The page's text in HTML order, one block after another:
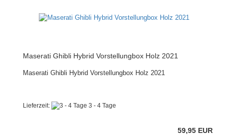
Maserati Ghibli Hybrid Vorstellungbox Holz 2021
Maserati Ghibli Hybrid Vorstellungbox Holz 2021
Lieferzeit: 3 - 4 Tage
59,95 EUR